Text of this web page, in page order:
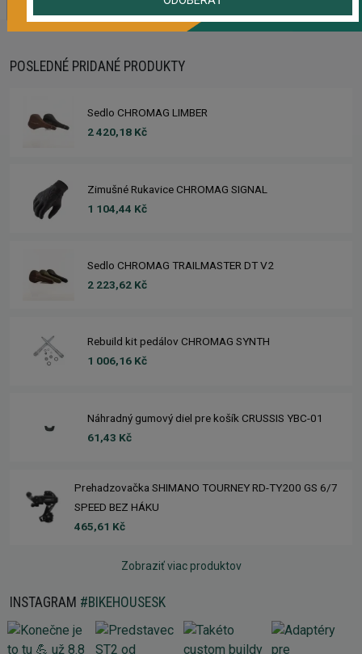
POSLEDNÉ PRIDANÉ PRODUKTY
Sedlo CHROMAG LIMBER
2 420,18 Kč
Zimušné Rukavice CHROMAG SIGNAL
1 104,44 Kč
Sedlo CHROMAG TRAILMASTER DT V2
2 223,62 Kč
Rebuild kit pedálov CHROMAG SYNTH
1 006,16 Kč
Náhradný gumový diel pre košík CRUSSIS YBC-01
61,43 Kč
Prehadzovačka SHIMANO TOURNEY RD-TY200 GS 6/7
SPEED BEZ HÁKU
465,61 Kč
Zobraziť viac produktov
INSTAGRAM #BIKEHOUSESK